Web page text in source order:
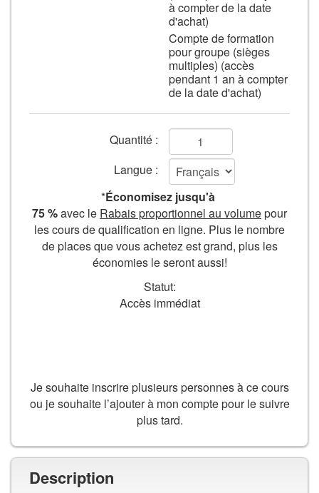
à compter de la date
d'achat)
Compte de formation
pour groupe (sièges
multiples) (accès
pendant 1 an à compter
de la date d'achat)
Ajouter
au
panier
Quantité :
Langue :
*Économisez jusqu'à
75 %avec le Rabais proportionnel au volumepour
les cours de qualification en ligne. Plus le nombre
de places que vous achetez est grand, plus les
économies le seront aussi!
Statut:
Accès immédiat
Je souhaite inscrire plusieurs personnes à ce cours
ou je souhaite l’ajouter à mon compte pour le suivre
plus tard.
Description